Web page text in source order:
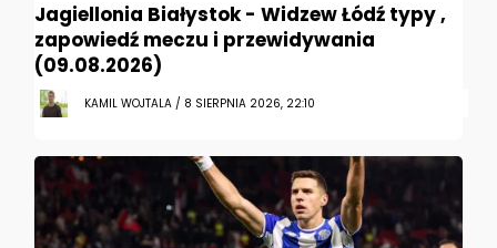
Jagiellonia Białystok - Widzew Łódź typy ,
zapowiedź meczu i przewidywania
(09.08.2026)
KAMIL WOJTALA / 8 SIERPNIA 2026, 22:10